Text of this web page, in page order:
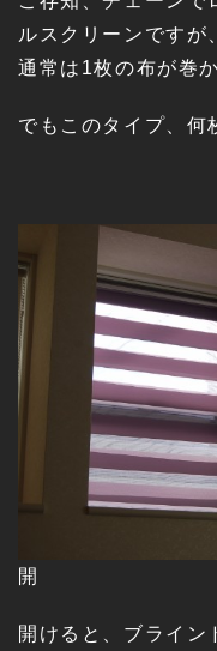
ルスクリーンですが
通常は1枚の布が巻
でもこのタイプ、何
開
開けると、ブライン